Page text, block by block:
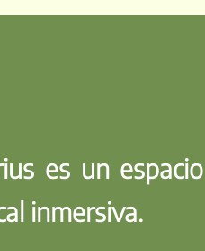
es un
inmersiva.